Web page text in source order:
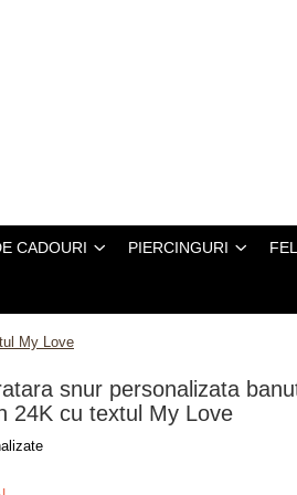
CADOURI PIERCINGURI
My Love
snur personalizata
24K cu textul My Love